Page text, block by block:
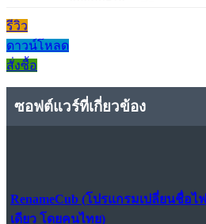
รีวิว
ดาวน์โหลด
สั่งซื้อ
ซอฟต์แวร์ที่เกี่ยวข้อง
RenameCub (โปรแกรมเปลี่ยนชื่อ
เดียว โดยคนไทย)